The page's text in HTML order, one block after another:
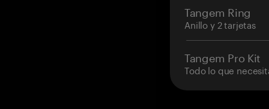
Tangem Ring
Anillo y 2 tarjetas
Tangem Pro Kit
Todo lo que